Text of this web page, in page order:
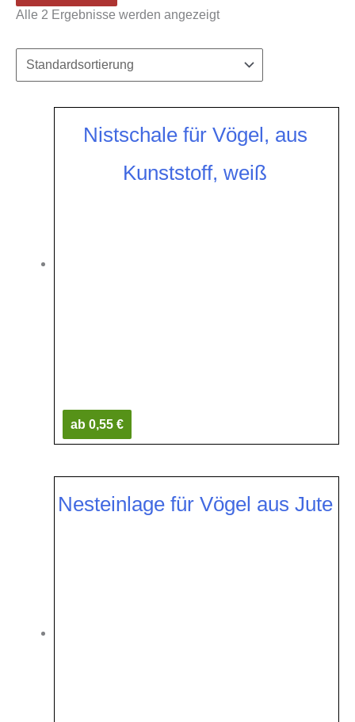
Alle 2 Ergebnisse werden angezeigt
Nistschale für Vögel, aus
Kunststoff, weiß
ab 0,55 €
Nesteinlage für Vögel aus Jute